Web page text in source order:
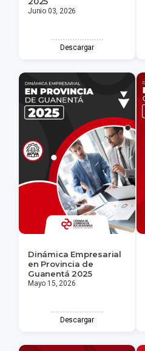
Junio 03, 2026
Descargar
Dinámica Empresarial
en Provincia de
Guanentá 2025
Mayo 15, 2026
Descargar